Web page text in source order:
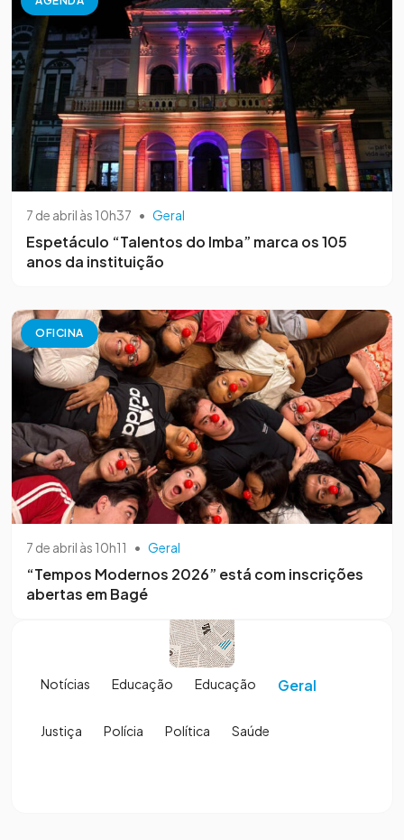
7 de abril às 10h37 • Geral
Espetáculo “Talentos do Imba” marca os 105
anos da instituição
OFICINA
7 de abril às 10h11 • Geral
“Tempos Modernos 2026” está com inscrições
abertas em Bagé
Notícias Educação Educação Geral
Justiça Polícia Política Saúde